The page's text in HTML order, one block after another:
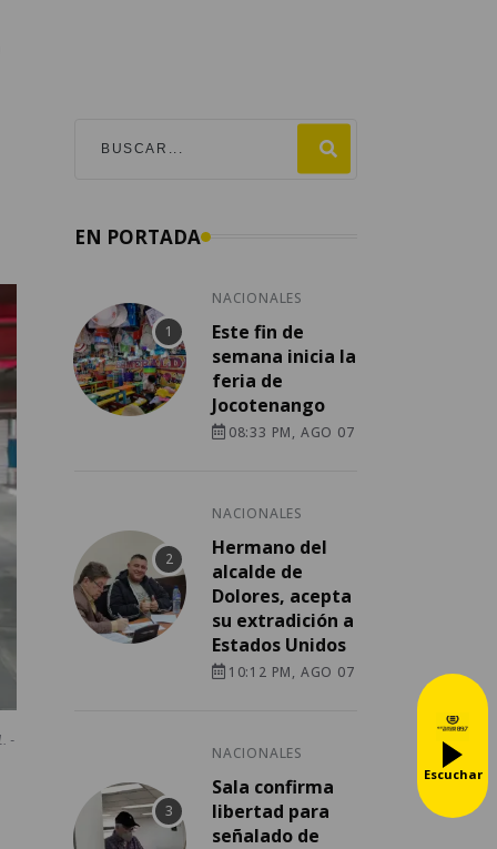
-
EN PORTADA
NACIONALES
Este fin de
semana inicia la
feria de
Jocotenango
08:33 PM, AGO 07
NACIONALES
Hermano del
alcalde de
Dolores, acepta
su extradición a
Estados Unidos
10:12 PM, AGO 07
NACIONALES
Sala confirma
libertad para
señalado de
Escuchar